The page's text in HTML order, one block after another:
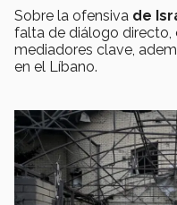
Sobre la ofensiva de
falta de diálogo
mediadores clave​,
en el Líbano.